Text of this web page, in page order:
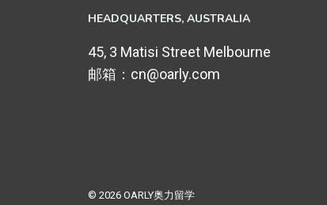
HEADQUARTERS​, AUSTRALIA
45, 3 Matisi Street Melbourne
邮箱：cn@oarly.com
© 2026 OARLY奥力留学